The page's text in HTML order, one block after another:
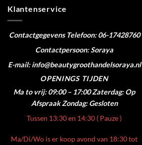
Klantenservice
ContactgegevensTelefoon: 06-17428760
Contactpersoon: Soraya
E-mail: info@beautygroothandelsoraya.nl
OPENINGS TIJDEN
Ma to vrij: 09:00 – 17:00 Zaterdag: Op
Afspraak Zondag: Gesloten
Tussen 13:30 en 14:30 ( Pauze )
Ma/Di/Wo is er koop avond van 18:30 tot